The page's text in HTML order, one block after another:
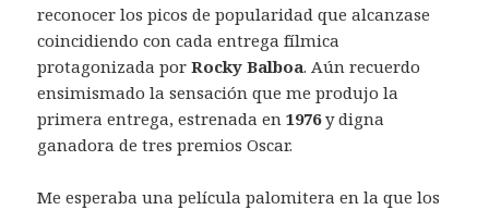
reconocer los picos de popularidad que alcanzase
coincidiendo con cada entrega fílmica
protagonizada porRocky Balboa. Aún recuerdo
ensimismado la sensación que me produjo la
primera entrega, estrenada en1976y digna
ganadora de tres premios Oscar.
Me esperaba una película palomitera en la que los